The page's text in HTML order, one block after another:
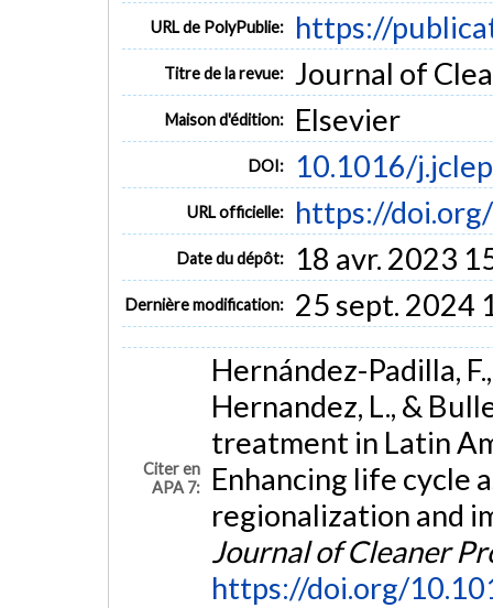
URL de PolyPublie: https://
Titre de la revue: Journal of
Maison d'édition: Elsevier
DOI: 10.1016/
URL officielle: https://
Date du dépôt: 18 avr. 2023
Dernière modification: 25 sept. 2024
Citer en
APA 7:
Hernández-Padilla,
Hernandez, L., &
treatment in Latin
Enhancing life cycle
regionalization and
Journal of Cleaner
https://doi.org/